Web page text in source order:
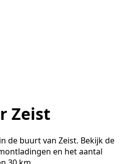
Zeist
de buurt van Zeist. Bekijk de
en het aantal